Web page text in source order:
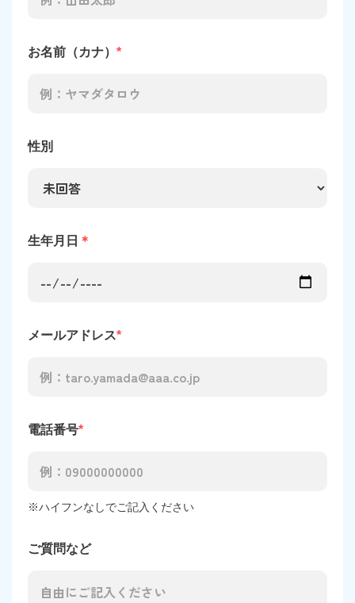
お名前（カナ） *
性別
生年月日 ＊
メールアドレス*
電話番号*
※ハイフンなしでご記入ください
ご質問など